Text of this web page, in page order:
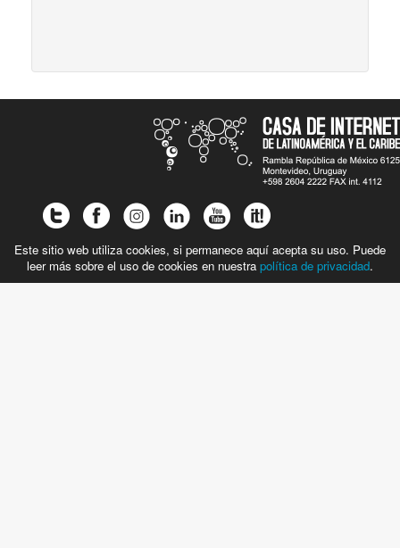
Este sitio web utiliza cookies, si permanece aquí acepta su uso. Puede
leer más sobre el uso de cookies en nuestra política de privacidad.